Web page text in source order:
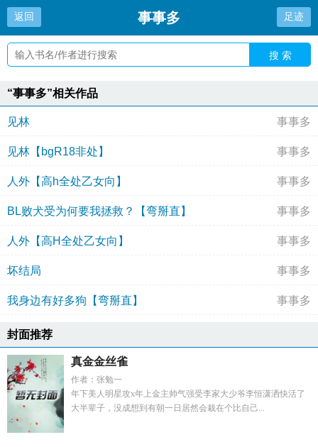
返回 事事多 足迹
搜 索
“事事多”相关作品
见林 事事多
见林【bgR18非处】 事事多
人外【高h全处乙女向】 事事多
BL败犬受为何要我拯救？【弯掰直】 事事多
人外【高H全处乙女向】 事事多
坏结局 事事多
我身边有好多狗【弯掰直】 事事多
封面推荐
真金金丝雀
作者：张勉一
年下美人明星攻x年上金主帅气强受李家大少爷李恒潇洒快活了
大半辈子，没成想到有朝一日居然会栽在个比自己...